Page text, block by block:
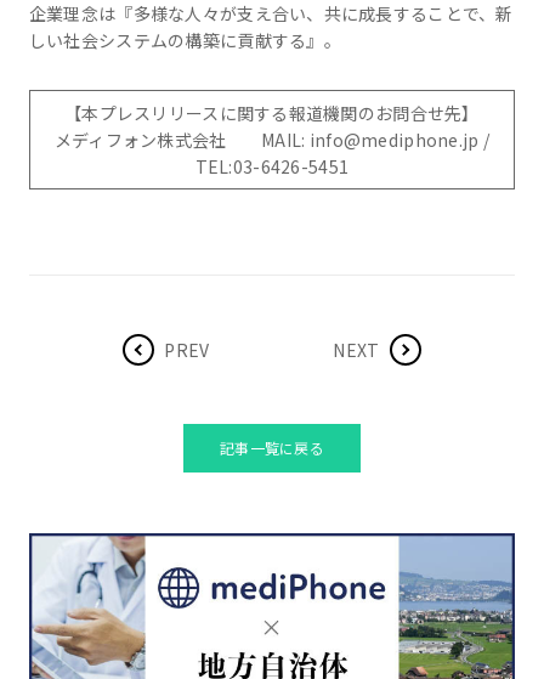
企業理念は『多様な人々が支え合い、共に成長することで、新
しい社会システムの構築に貢献する』。
【本プレスリリースに関する報道機関のお問合せ先】
メディフォン株式会社 MAIL: info@mediphone.jp /
TEL:03-6426-5451
PREV NEXT
記事一覧に戻る